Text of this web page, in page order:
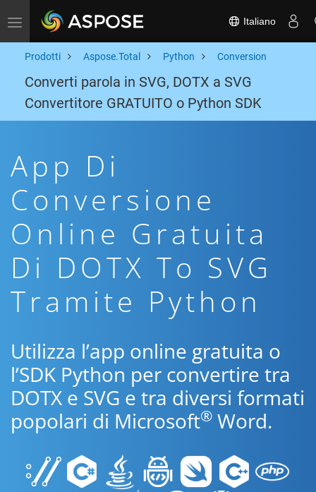
Toggle navigation Italiano
Prodotti Aspose.Total Python Conversion
Converti parola in SVG, DOTX a SVG
Convertitore GRATUITO o Python SDK
App Di
Conversione
Online Gratuita
Di DOTX To SVG
Tramite Python
Utilizza l’app online gratuita o
l’SDK Python per convertire tra
DOTX e SVG e tra diversi formati
popolari di Microsoft® Word.